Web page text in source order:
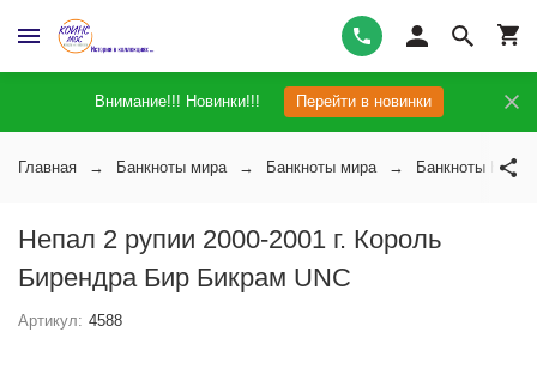
Внимание!!! Новинки!!! Перейти в новинки
Главная Банкноты мира Банкноты мира Банкноты
Непал 2 рупии 2000-2001 г. Король
Бирендра Бир Бикрам UNC
Артикул: 4588